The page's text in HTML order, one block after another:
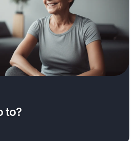
to?